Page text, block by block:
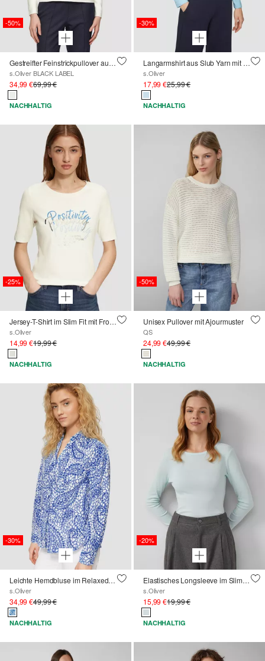
-50%
Gestreifter Feinstrickpullover aus Viskosemix
s.Oliver BLACK LABEL
34,99 €69,99 €
NACHHALTIG
-30%
Langarmshirt aus Slub Yarn mit Rollkanten am Ausschnitt
s.Oliver
17,99 €25,99 €
NACHHALTIG
-25%
Jersey-T-Shirt im Slim Fit mit Frontprint
s.Oliver
14,99 €19,99 €
NACHHALTIG
-50%
Unisex Pullover mit Ajourmuster
QS
24,99 €49,99 €
NACHHALTIG
-30%
Leichte Hemdbluse im Relaxed Fit mit Turn-up
s.Oliver
34,99 €49,99 €
NACHHALTIG
-20%
Elastisches Longsleeve im Slim Fit
s.Oliver
15,99 €19,99 €
NACHHALTIG